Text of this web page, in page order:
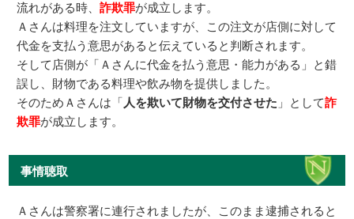
流れがある時、詐欺罪が成立します。
Ａさんは料理を注文していますが、この注文が店側に対して
代金を支払う意思があると伝えていると判断されます。
そして店側が「Ａさんに代金を払う意思・能力がある」と錯
誤し、財物である料理や飲み物を提供しました。
そのためＡさんは「 人を欺いて財物を交付させた 」として詐
欺罪が成立します。
事情聴取
Ａさんは警察署に連行されましたが、このまま逮捕されると